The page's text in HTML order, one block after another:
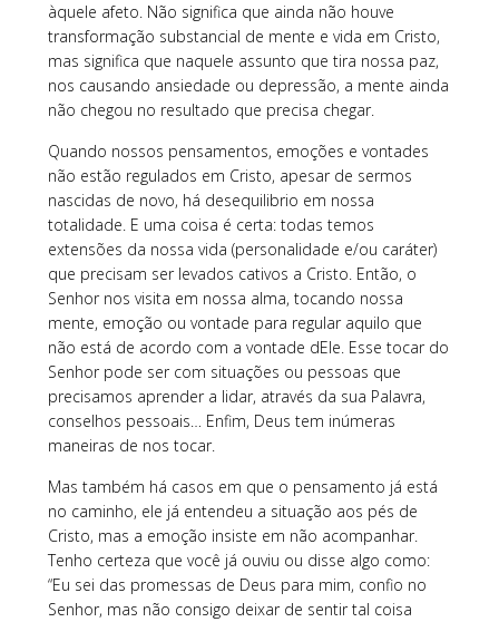
àquele afeto. Não significa que ainda não houve
transformação substancial de mente e vida em Cristo,
mas significa que naquele assunto que tira nossa paz,
nos causando ansiedade ou depressão, a mente ainda
não chegou no resultado que precisa chegar.
Quando nossos pensamentos, emoções e vontades
não estão regulados em Cristo, apesar de sermos
nascidas de novo, há desequilibrio em nossa
totalidade. E uma coisa é certa: todas temos
extensões da nossa vida (personalidade e/ou caráter)
que precisam ser levados cativos a Cristo. Então, o
Senhor nos visita em nossa alma, tocando nossa
mente, emoção ou vontade para regular aquilo que
não está de acordo com a vontade dEle. Esse tocar do
Senhor pode ser com situações ou pessoas que
precisamos aprender a lidar, através da sua Palavra,
conselhos pessoais… Enfim, Deus tem inúmeras
maneiras de nos tocar.
Mas também há casos em que o pensamento já está
no caminho, ele já entendeu a situação aos pés de
Cristo, mas a emoção insiste em não acompanhar.
Tenho certeza que você já ouviu ou disse algo como:
“Eu sei das promessas de Deus para mim, confio no
Senhor, mas não consigo deixar de sentir tal coisa